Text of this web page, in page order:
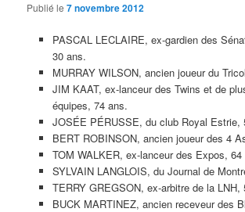
Publié le7 novembre 2012
PASCAL LECLAIRE, ex-gardien des
30 ans.
MURRAY WILSON, ancien joueur du
JIM KAAT, ex-lanceur des Twins et de
équipes, 74 ans.
JOSÉE PÉRUSSE, du club Royal Estrie,
BERT ROBINSON, ancien joueur des 4
TOM WALKER, ex-lanceur des Expos, 64
SYLVAIN LANGLOIS, du Journal de
TERRY GREGSON, ex-arbitre de la LNH,
BUCK MARTINEZ, ancien receveur des